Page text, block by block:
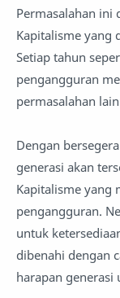
Permasalahan ini
Kapitalisme yang
Setiap tahun
pengangguran
permasalahan
Dengan
generasi akan
Kapitalisme yang
pengangguran.
untuk
dibenahi dengan
harapan generasi